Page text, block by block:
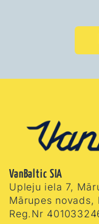
VanBaltic SIA
Upleju iela 7,
Mārupes novads,
Reg.Nr